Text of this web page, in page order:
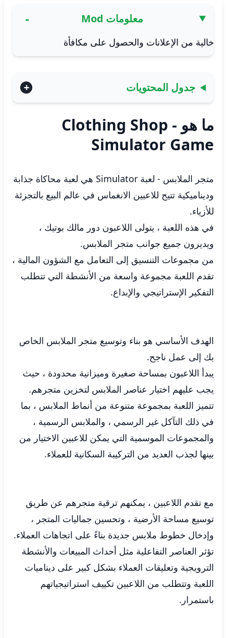
معلومات Mod
خالية من الإعلانات والحصول على مكافأة
جدول المحتويات
ما هو Clothing Shop -
Simulator Game
متجر الملابس - لعبة Simulator هي لعبة محاكاة جذابة
وديناميكية تتيح للاعبين الانغماس في عالم البيع بالتجزئة
للأزياء.
في هذه اللعبة ، يتولى اللاعبون دور مالك بوتيك ،
ويديرون جميع جوانب متجر الملابس.
من مجموعات التنسيق إلى التعامل مع الشؤون المالية ،
تقدم اللعبة مجموعة واسعة من الأنشطة التي تتطلب
التفكير الإستراتيجي والإبداع.
الهدف الأساسي هو بناء وتوسيع متجر الملابس الخاص
بك إلى عمل ناجح.
يبدأ اللاعبون بمساحة صغيرة وميزانية محدودة ، حيث
يجب عليهم اختيار عناصر الملابس لتخزين متجرهم.
تتميز اللعبة بمجموعة متنوعة من أنماط الملابس ، بما
في ذلك التآكل غير الرسمي ، والملابس الرسمية ،
والمجموعات الموسمية التي يمكن للاعبين الاختيار من
بينها لجذب العديد من التركيبة السكانية للعملاء.
مع تقدم اللاعبين ، يمكنهم ترقية متجرهم عن طريق
توسيع مساحة الأرضية ، وتحسين جماليات المتجر ،
وإدخال خطوط ملابس جديدة بناءً على اتجاهات العملاء.
تؤثر العناصر التفاعلية مثل أحداث المبيعات والأنشطة
الترويجية وتعليقات العملاء بشكل كبير على ديناميات
اللعبة وتتطلب من اللاعبين تكييف استراتيجياتهم
باستمرار.